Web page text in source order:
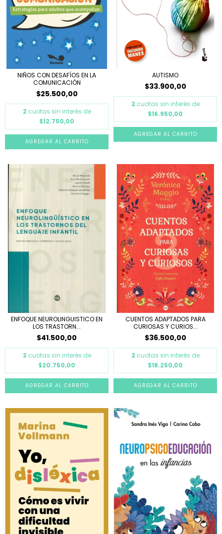
NIÑOS CON DESAFÍOS EN LA
COMUNICACIÓN
$25.500,00
2 cuotas sin interés de
$12.750,00
AUTISMO
$33.900,00
2 cuotas sin interés de
$16.950,00
ENFOQUE NEUROLINGUISTICO EN
LOS TRASTORN...
$41.500,00
2 cuotas sin interés de
$20.750,00
CUENTOS ADAPTADOS PARA
CURIOSAS Y CURIOS...
$36.500,00
2 cuotas sin interés de
$18.250,00